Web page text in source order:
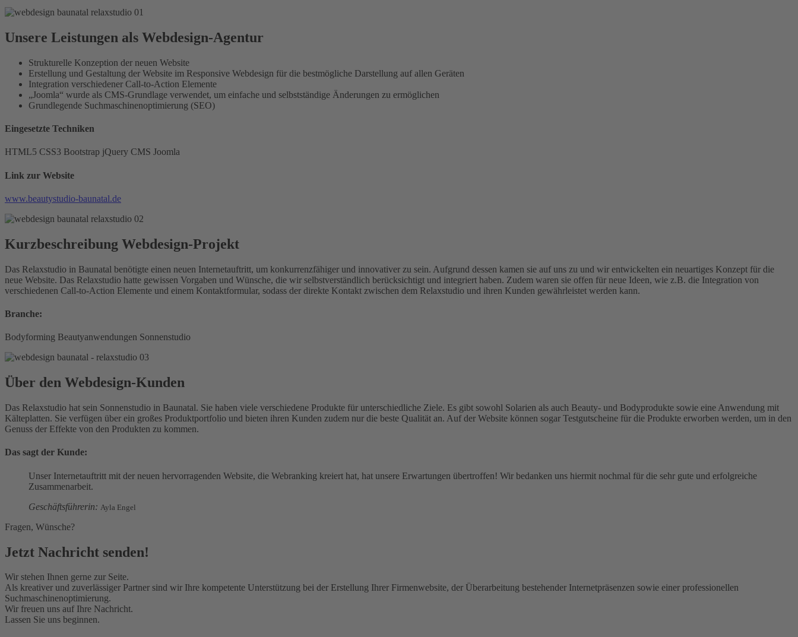
Unsere Leistungen als Webdesign-Agentur
Strukturelle Konzeption der neuen Website
Erstellung und Gestaltung der Website im Responsive Webdesign für die bestmögliche Darstellung auf allen Geräten
Integration verschiedener Call-to-Action Elemente
„Joomla“ wurde als CMS-Grundlage verwendet, um einfache und selbstständige Änderungen zu ermöglichen
Grundlegende Suchmaschinenoptimierung (SEO)
Eingesetzte Techniken
HTML5 CSS3 Bootstrap jQuery CMS Joomla
Link zur Website
www.beautystudio-baunatal.de
Kurzbeschreibung Webdesign-Projekt
Das Relaxstudio in Baunatal benötigte einen neuen Internetauftritt, um konkurrenzfähiger und innovativer zu sein. Aufgrund dessen kamen sie auf uns zu und wir entwickelten ein neuartiges Konzept für die
neue Website. Das Relaxstudio hatte gewissen Vorgaben und Wünsche, die wir selbstverständlich berücksichtigt und integriert haben. Zudem waren sie offen für neue Ideen, wie z.B. die Integration von
verschiedenen Call-to-Action Elemente und einem Kontaktformular, sodass der direkte Kontakt zwischen dem Relaxstudio und ihren Kunden gewährleistet werden kann.
Branche:
Bodyforming Beautyanwendungen Sonnenstudio
Über den Webdesign-Kunden
Das Relaxstudio hat sein Sonnenstudio in Baunatal. Sie haben viele verschiedene Produkte für unterschiedliche Ziele. Es gibt sowohl Solarien als auch Beauty- und Bodyprodukte sowie eine Anwendung mit
Kälteplatten. Sie verfügen über ein großes Produktportfolio und bieten ihren Kunden zudem nur die beste Qualität an. Auf der Website können sogar Testgutscheine für die Produkte erworben werden, um in den
Genuss der Effekte von den Produkten zu kommen.
Das sagt der Kunde:
Unser Internetauftritt mit der neuen hervorragenden Website, die Webranking kreiert hat, hat unsere Erwartungen übertroffen! Wir bedanken uns hiermit nochmal für die sehr gute und erfolgreiche
Zusammenarbeit.
Geschäftsführerin: Ayla Engel
Fragen, Wünsche?
Jetzt Nachricht senden!
Wir stehen Ihnen gerne zur Seite.
Als kreativer und zuverlässiger Partner sind wir Ihre kompetente Unterstützung bei der Erstellung Ihrer Firmenwebsite, der Überarbeitung bestehender Internetpräsenzen sowie einer professionellen
Suchmaschinenoptimierung.
Wir freuen uns auf Ihre Nachricht.
Lassen Sie uns beginnen.